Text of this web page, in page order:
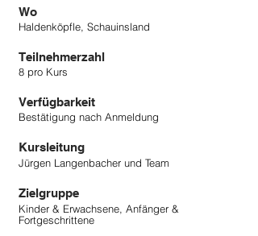
Wo
Haldenköpfle, Schauinsland
Teilnehmerzahl
8 pro Kurs
Verfügbarkeit
Bestätigung nach Anmeldung
Kursleitung
Jürgen Langenbacher und Team
Zielgruppe
Kinder & Erwachsene, Anfänger &
Fortgeschrittene